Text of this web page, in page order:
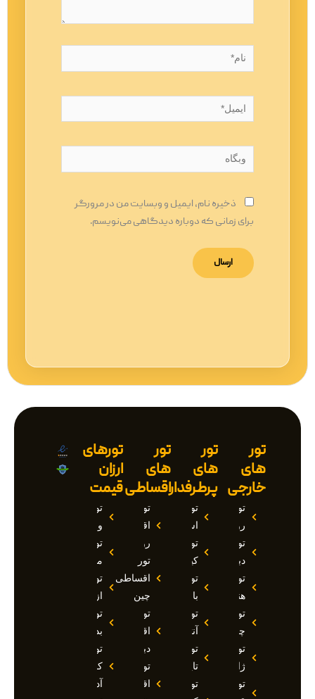
نام*
ایمیل*
وبگاه
ذخیره نام، ایمیل و وبسایت من در مرورگر
برای زمانی که دوباره دیدگاهی می‌نویسم.
تور
های
خارجی
تور
روسیه
تور
دبی
تور
هند
تور
چین
تور
ژاپن
تور
تور
های
پرطرفدار
تور
استانبول
تور
کیش
تور
بالی
تور
آنتالیا
تور
تایلند
تور
تور
های
اقساطی
تور
اقساطی
روسیه
تور
اقساطی
چین
تور
اقساطی
دبی
تور
اقساطی
تورهای
ارزان
قیمت
تور
وان
تور
مارماریس
تور
ازمیر
تور
بدروم
تور
کوش
آداسی